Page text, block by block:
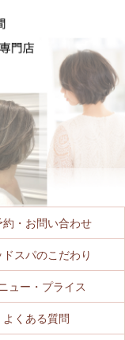
約・お問い合わせ
ドスパのこだわり
ュー・プライス
よくある質問